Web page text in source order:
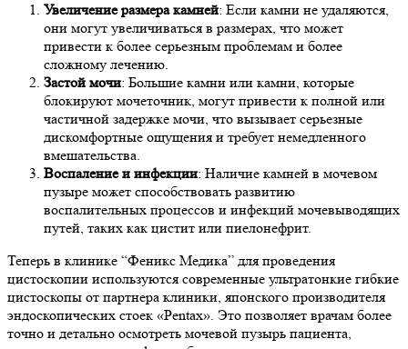
Увеличение размера камней: Если камни не удаляются,
они могут увеличиваться в размерах, что может
привести к более серьезным проблемам и более
сложному лечению.
Застой мочи: Большие камни или камни, которые
блокируют мочеточник, могут привести к полной или
частичной задержке мочи, что вызывает серьезные
дискомфортные ощущения и требует немедленного
вмешательства.
Воспаление и инфекции: Наличие камней в мочевом
пузыре может способствовать развитию
воспалительных процессов и инфекций мочевыводящих
путей, таких как цистит или пиелонефрит.
Теперь в клинике “Феникс Медика” для проведения
цистоскопии используются современные ультратонкие гибкие
цистоскопы от партнера клиники, японского производителя
эндоскопических стоек «Pentax». Это позволяет врачам более
точно и детально осмотреть мочевой пузырь пациента,